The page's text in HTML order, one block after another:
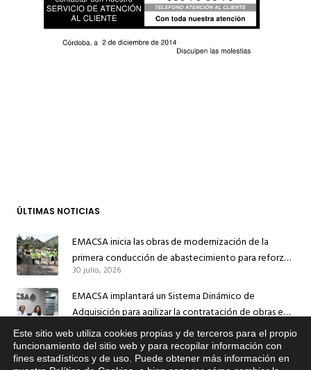
ÚLTIMAS NOTICIAS
EMACSA inicia las obras de modernización de la
primera conducción de abastecimiento para reforzar
el suministro de agua de Córdoba
30 julio, 2026
EMACSA implantará un Sistema Dinámico de
Adquisición para agilizar la contratación de obras en
sus redes e instalaciones
EMACSA inicia hoy las obras de una nueva arteria de
abastecimiento y una red de agua no potable en
Este sitio web utiliza cookies propias y de terceros para el propio
funcionamiento del sitio web y para recopilar información con
fines estadísticos y de uso. Puede obtener más información en
Si tiene cualquier duda sobre